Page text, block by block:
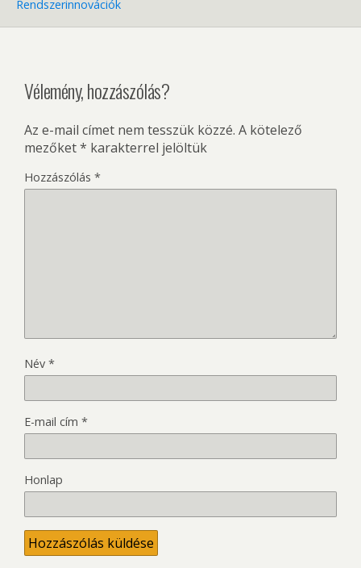
Rendszerinnovációk
Vélemény, hozzászólás?
Az e-mail címet nem tesszük közzé. A kötelező
mezőket* karakterrel jelöltük
Hozzászólás *
Név *
E-mail cím *
Honlap